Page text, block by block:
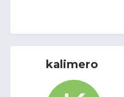
kalimero